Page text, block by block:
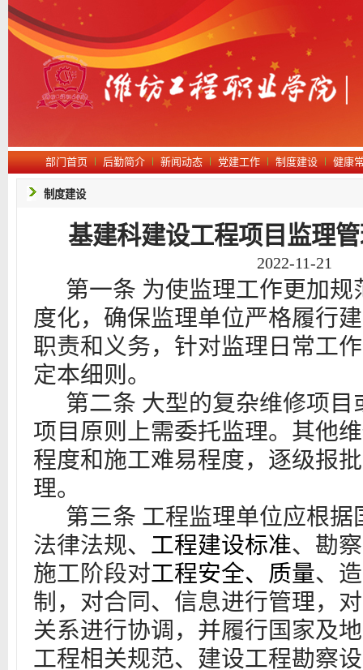
部门首页 后勤简介 新闻动态 党建工作 制度建设 健康
制度建设
基建科建设工程项目监理
2022-11-21
第一条 为使监理工作更加
度化，确保监理单位严格履行
职责和义务，针对监理日常工
定本细则。
第二条 大型的复杂维修项目
项目原则上需委托监理。 其他
程度和施工难易程度，逐级报
理。
第三条 工程监理单位应根据
法律法规、 工程建设标准、勘
施工阶段对工程安全、质量、
制，对合同、信息进行管理，
关系进行协调，并履行国家及
工程相关规范、建设工程勘察